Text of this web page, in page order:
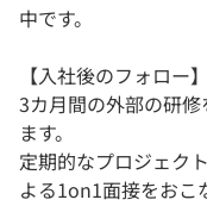
中です。
【入社後のフォロー】
3カ月間の外部の研
ます。
定期的なプロジェク
よる1on1面接をおこ